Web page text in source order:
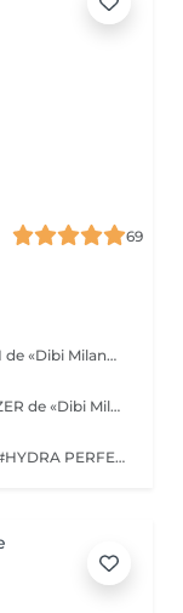
69
-Traitement Nettoyant #FACE PERFECTION de «Dibi Milano» est un soin simple nettoyant. «SOIN STARTER» à faire avant une cure intensive, premier traitement idéal pour préparer la peau, lors duquel nous ferons une analyse complète des besoins de l'épiderme. POUR TOUTES LES PEAUX DE TOUT ÂGE "BEST SELLER DES ADOLESCENTS" -Traitement Purifiant #PUR EQUALIZER de «Dibi Milano»purifie la peau en la libérant des impuretés et en régulant l'équilibre de la flore microbienne. Il atténue les manifestations d'inflammation et les gonflements de la peau à tendance acnéique, nettoie les pores obstrués, prévient leur formation et aide à éliminer l'excès de sébum ainsi que les cellules mortes. (Masque Boue) POUR LES PEAUX ACNEIQUES
Traitement Sébo-Equilibrant #PUR EQUALIZER de «Dibi Milano» grâce aux performances de ses principes actifs innovants, il est en mesure de régulariser l'excès de sébum, en procurant un effet matifiant et en réduisant visiblement les pores dilatés, le grain de peau est affiné. Ce soin aide à matifier la peau tout en la maintenant hydratée et protégée. (Masque bio-cellulose) POUR LES PEAUX MIXTES À GRASSES
Traitement Hydratant/Nourrissant profond #HYDRA PERFECTION de «Dibi Milano» La peau a besoin d'eau à 20 ans comme à 40 ans, elle varie en fonction des différentes conditions climatiques, grâce aux formulations s'adaptant de façon autonome, elle est revitalisée, son hydratation est restaurée, sa barrière cutanée est renforcée, riche en eau et pleine d'éclat. *Soin Hydro-Nourrissant pour rétablir les réserves d'eau et de nutriments nécessaires dans les tissus cutanés. (Masque gel) *Soin Biorevitalisant Hydratation/Nutrition Extrême, pour revitaliser la peau en lui apportant du Collagène et de l'Acide Hyaluronique. (Masque au Collagène Pur composé de 3 types de collagène: fibres qui retiennent l'eau, molécules pour retenir l'humidité dans la peau, peptides régénérants.) POUR TOUTES LES PEAUX DE TOUT ÂGE